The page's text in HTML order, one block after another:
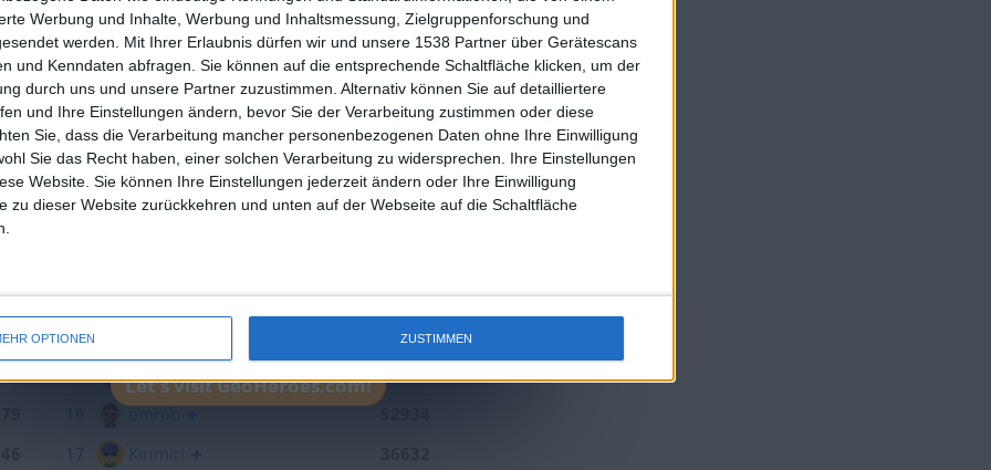
Werbung und Inhalte, Werbung und Inhaltsmessung, Zielgruppenforschung und
werden.
Mit Ihrer Erlaubnis dürfen wir und unsere 1538 Partner über Gerätescans
und Kenndaten abfragen. Sie können auf die entsprechende Schaltfläche klicken, um der
durch uns und unsere Partner zuzustimmen. Alternativ können Sie auf detailliertere
und Ihre Einstellungen ändern, bevor Sie der Verarbeitung zustimmen oder diese
Sie, dass die Verarbeitung mancher personenbezogenen Daten ohne Ihre Einwilligung
Sie das Recht haben, einer solchen Verarbeitung zu widersprechen. Ihre Einstellungen
Website. Sie können Ihre Einstellungen jederzeit ändern oder Ihre Einwilligung
zu dieser Website zurückkehren und unten auf der Webseite auf die Schaltfläche
OPTIONEN ZUSTIMMEN
6
offside
106264
YB2018
105376
8
Sepp
105157
9
spotter
104520
10
eek
102370
11
brunswiek
91629
13
iggypop
66889
14
60579
15
R.Seifert
59920
17
Kirimiri
🇺🇸 We noticed you’re visiting from
an English-speaking country
Join our American version now and be among
the firsts to submit your score on our
leaderboards!
Let's visit GeoHeroes.com!